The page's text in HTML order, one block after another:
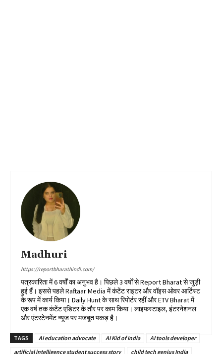
Madhuri
https://reportbharathindi.com/
पत्रकारिता में 6 वर्षों का अनुभव है। पिछले 3 वर्षों से Report Bharat से जुड़ी
हुई हैं। इससे पहले Raftaar Media में कंटेंट राइटर और वॉइस ओवर आर्टिस्ट
के रूप में कार्य किया। Daily Hunt के साथ रिपोर्टर रहीं और ETV Bharat में
एक वर्ष तक कंटेंट एडिटर के तौर पर काम किया। लाइफस्टाइल, इंटरनेशनल
और एंटरटेनमेंट न्यूज पर मजबूत पकड़ है।
TAGS AI education advocate AI Kid of India
AI tools developer
artificial intelligence student success story
child tech genius India